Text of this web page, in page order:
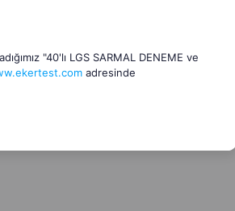
"40'lı LGS SARMAL DENEME ve
adresinde